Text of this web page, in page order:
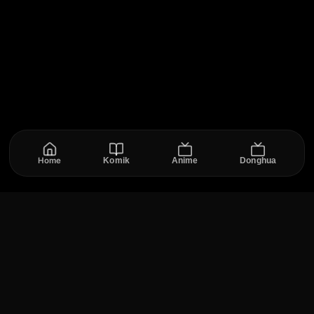
Home Komik Anime Donghua